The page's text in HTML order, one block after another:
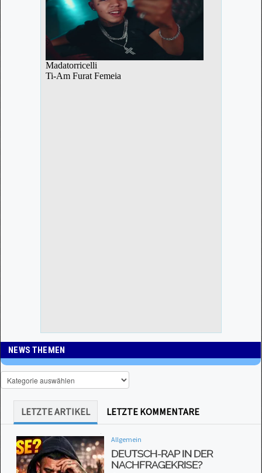
NEWS THEMEN
LETZTE ARTIKEL LETZTE KOMMENTARE
Allgemein
DEUTSCH-RAP IN DER
NACHFRAGEKRISE?